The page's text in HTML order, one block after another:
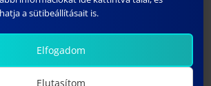
-23:30
GÓLYATALI 2026
Fesztivál
-szeptember 06
a sütibeállításait is.
Elfogadom
Elutasítom